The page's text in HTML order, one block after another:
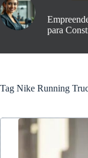
para
Tag Nike Running